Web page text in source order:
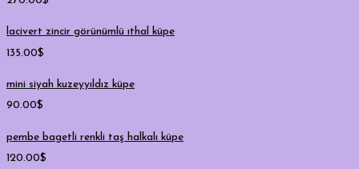
lacivert zincir görünümlü ıthal küpe
135.00$
mini siyah kuzeyyıldız küpe
90.00$
pembe bagetli renkli taş halkalı küpe
120.00$